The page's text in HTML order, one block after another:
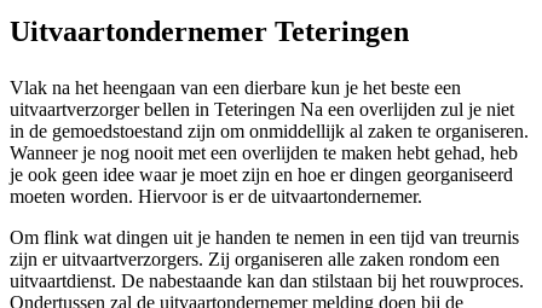
Uitvaartondernemer Teteringen
Vlak na het heengaan van een dierbare kun je het beste een
uitvaartverzorger bellen in Teteringen Na een overlijden zul je niet
in de gemoedstoestand zijn om onmiddellijk al zaken te organiseren.
Wanneer je nog nooit met een overlijden te maken hebt gehad, heb
je ook geen idee waar je moet zijn en hoe er dingen georganiseerd
moeten worden. Hiervoor is er de uitvaartondernemer.
Om flink wat dingen uit je handen te nemen in een tijd van treurnis
zijn er uitvaartverzorgers. Zij organiseren alle zaken rondom een
uitvaartdienst. De nabestaande kan dan stilstaan bij het rouwproces.
Ondertussen zal de uitvaartondernemer melding doen bij de